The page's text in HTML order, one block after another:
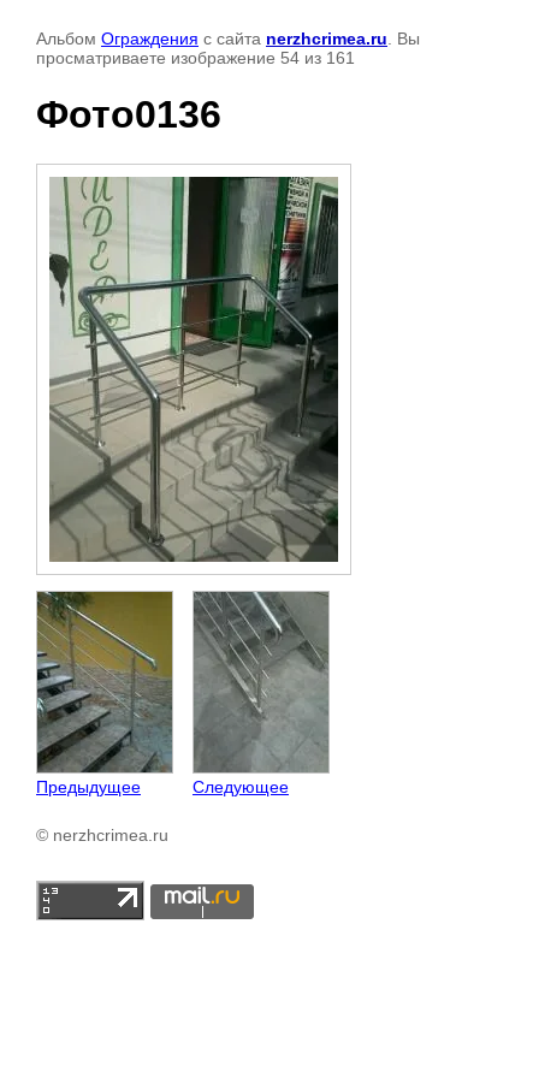
Альбом Ограждения с сайта nerzhcrimea.ru . Вы
просматриваете изображение 54 из 161
Фото0136
Предыдущее Следующее
© nerzhcrimea.ru